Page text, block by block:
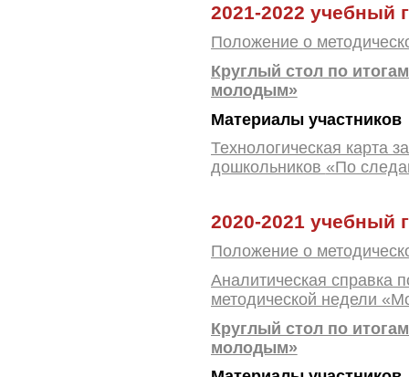
2021-2022 учебный
Положение о
Круглый стол по
молодым»
Материалы участников
Технологическая карта
дошкольников «По
2020-2021 учебный
Положение о
Аналитическая справка
методической недели
Круглый стол по
молодым»